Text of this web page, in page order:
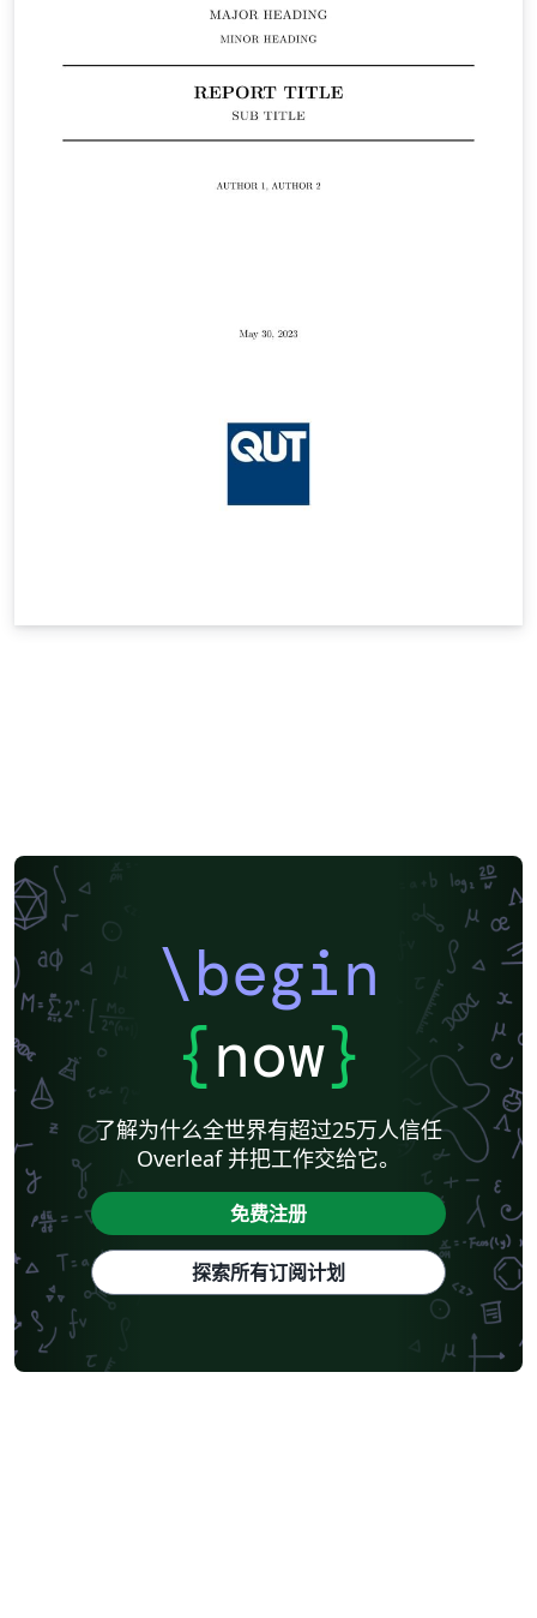
\begin
{now}
了解为什么全世界有超过25万人信任
Overleaf 并把工作交给它。
免费注册
探索所有订阅计划